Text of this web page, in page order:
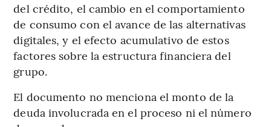
del crédito, el cambio en el comportamiento
de consumo con el avance de las alternativas
digitales, y el efecto acumulativo de estos
factores sobre la estructura financiera del
grupo.
El documento no menciona el monto de la
deuda involucrada en el proceso ni el número